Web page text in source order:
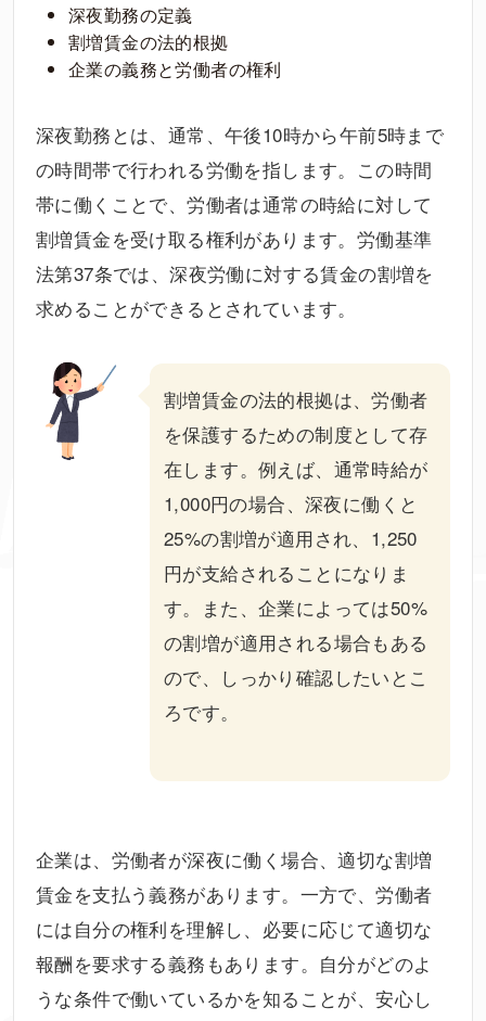
深夜勤務の定義
割増賃金の法的根拠
企業の義務と労働者の権利
深夜勤務とは、通常、午後10時から午前5時まで
の時間帯で行われる労働を指します。この時間
帯に働くことで、労働者は通常の時給に対して
割増賃金を受け取る権利があります。労働基準
法第37条では、深夜労働に対する賃金の割増を
求めることができるとされています。
割増賃金の法的根拠は、労働者
を保護するための制度として存
在します。例えば、通常時給が
1,000円の場合、深夜に働くと
25%の割増が適用され、1,250
円が支給されることになりま
す。また、企業によっては50%
の割増が適用される場合もある
ので、しっかり確認したいとこ
ろです。
企業は、労働者が深夜に働く場合、適切な割増
賃金を支払う義務があります。一方で、労働者
には自分の権利を理解し、必要に応じて適切な
報酬を要求する義務もあります。自分がどのよ
うな条件で働いているかを知ることが、安心し